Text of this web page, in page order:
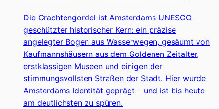
Die Grachtengordel ist Amsterdams UNESCO-
geschützter historischer Kern: ein präzise
angelegter Bogen aus Wasserwegen, gesäumt von
Kaufmannshäusern aus dem Goldenen Zeitalter,
erstklassigen Museen und einigen der
stimmungsvollsten Straßen der Stadt. Hier wurde
Amsterdams Identität geprägt – und ist bis heute
am deutlichsten zu spüren.